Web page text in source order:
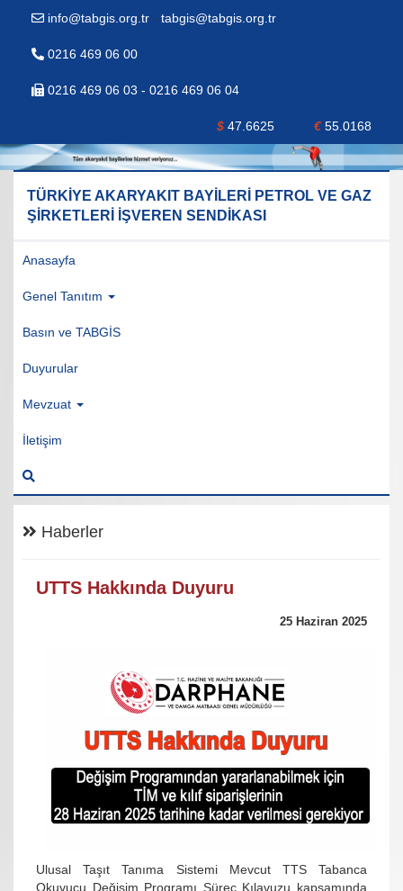
info@tabgis.org.tr - tabgis@tabgis.org.tr
0216 469 06 00
0216 469 06 03 - 0216 469 06 04
$ 47.6625 €55.0168
TÜRKİYE AKARYAKIT BAYİLERİ PETROL VE GAZ
ŞİRKETLERİ İŞVEREN SENDİKASI
Anasayfa
Genel Tanıtım
Basın ve TABGİS
Duyurular
Mevzuat
İletişim
Haberler
UTTS Hakkında Duyuru
25 Haziran 2025
Ulusal Taşıt Tanıma Sistemi Mevcut TTS Tabanca
Okuyucu Değişim Programı Süreç Kılavuzu kapsamında